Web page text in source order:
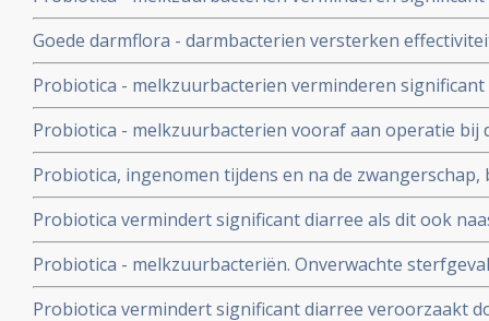
chemo met irinitocan bij darmkankerpatienten.
Ernstige diarree: 17,4 vs nul procent
Goede darmflora - darmbacterien versterken
immuunstimulatie - aanmaak extra T- killercellen - in
Probiotica - melkzuurbacterien verminderen
operatie en zorgen voor sneller herstel en korter
Probiotica - melkzuurbacterien vooraf aan operatie
een groot deel de kans op infecties ten gevolge van
Probiotica, ingenomen tijdens en na de
kinderen tegen erfelijke allergien, maar niet tegen
Probiotica vermindert significant diarree als dit ook
bij diarree veroorzaakt door de bacterie: C. Difficile
Probiotica - melkzuurbacteriën. Onverwachte
probiotica en alvleesklierontsteking - wrange speling
Rayes die inzage kreeg in onderzoeksrapport. UMC
Probiotica vermindert significant diarree veroorzaakt